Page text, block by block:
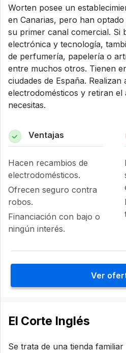
Worten posee un
en Canarias, pero han
su primer canal comercial. Si
electrónica y tecnología,
de perfumería, papelería o
entre muchos otros. Tienen
ciudades de España. Realizan
electrodomésticos y retiran el
necesitas.
Ventajas
Hacen recambios de
electrodomésticos.
Ofrecen seguro contra
robos.
Financiación con bajo o
ningún interés.
Ver
El Corte Inglés
Se trata de una tienda